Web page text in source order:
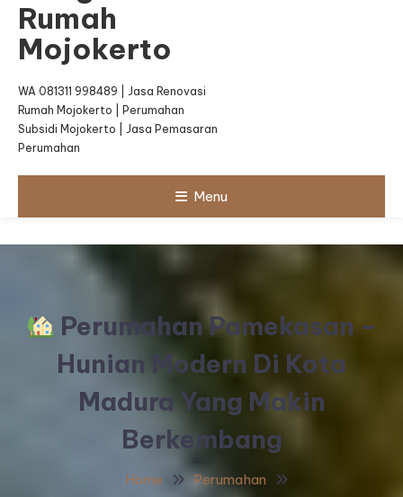
Rumah
Mojokerto
WA 081311 998489 | Jasa Renovasi
Rumah Mojokerto | Perumahan
Subsidi Mojokerto | Jasa Pemasaran
Perumahan
Menu
Perumahan Pamekasan –
Hunian Modern Di Kota
Madura Yang Makin
Berkembang
Home
Perumahan